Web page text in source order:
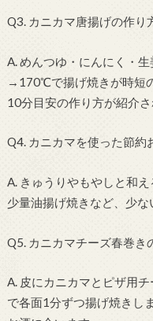
Q3. カニカマ唐揚げの作り
A. めんつゆ・にんにく・
→170℃で揚げ焼きが時短
10分目安の作り方が紹介
Q4. カニカマを使った節約
A. きゅうりやもやしと和
少量油揚げ焼きなど、少な
Q5. カニカマチーズ春巻き
A. 皮にカニカマとピザ用
で各面1分ずつ揚げ焼きし